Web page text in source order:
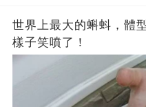
世界上最大的蝌蚪，體
樣子笑噴了！